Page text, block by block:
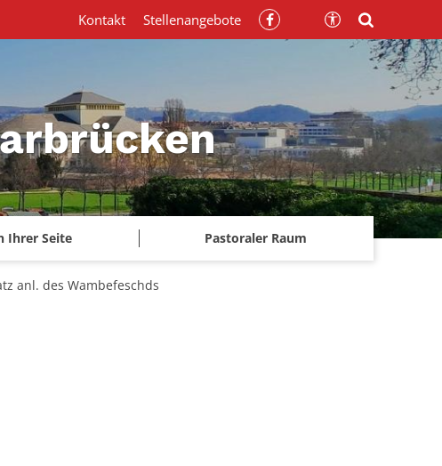
Ihrer Seite Pastoraler Raum
Kontakt Stellenangebote
anl. des Wambefeschds